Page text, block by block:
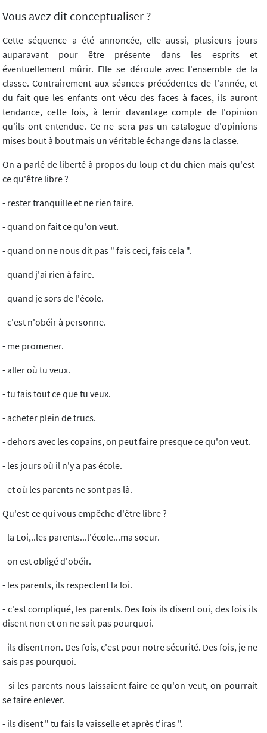
Vous avez dit conceptualiser ?
Cette séquence a été annoncée, elle aussi, plusieurs jours
auparavant pour être présente dans les esprits et
éventuellement mûrir. Elle se déroule avec l'ensemble de la
classe. Contrairement aux séances précédentes de l'année, et
du fait que les enfants ont vécu des faces à faces, ils auront
tendance, cette fois, à tenir davantage compte de l'opinion
qu'ils ont entendue. Ce ne sera pas un catalogue d'opinions
mises bout à bout mais un véritable échange dans la classe.
On a parlé de liberté à propos du loup et du chien mais qu'est-
ce qu'être libre ?
- rester tranquille et ne rien faire.
- quand on fait ce qu'on veut.
- quand on ne nous dit pas " fais ceci, fais cela ".
- quand j'ai rien à faire.
- quand je sors de l'école.
- c'est n'obéir à personne.
- me promener.
- aller où tu veux.
- tu fais tout ce que tu veux.
- acheter plein de trucs.
- dehors avec les copains, on peut faire presque ce qu'on veut.
- les jours où il n'y a pas école.
- et où les parents ne sont pas là.
Qu'est-ce qui vous empêche d'être libre ?
- la Loi,..les parents...l'école...ma soeur.
- on est obligé d'obéir.
- les parents, ils respectent la loi.
- c'est compliqué, les parents. Des fois ils disent oui, des fois ils
disent non et on ne sait pas pourquoi.
- ils disent non. Des fois, c'est pour notre sécurité. Des fois, je ne
sais pas pourquoi.
- si les parents nous laissaient faire ce qu'on veut, on pourrait
se faire enlever.
- ils disent " tu fais la vaisselle et après t'iras ".